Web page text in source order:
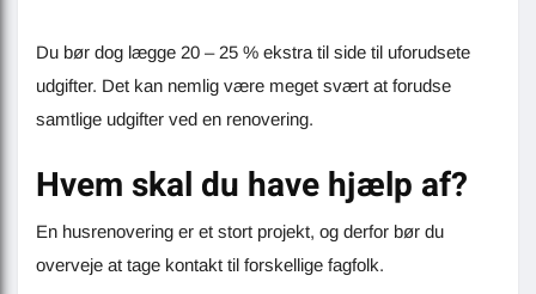
Du bør dog lægge 20 – 25 % ekstra til side til uforudsete
udgifter. Det kan nemlig være meget svært at forudse
samtlige udgifter ved en renovering.
Hvem skal du have hjælp af?
En husrenovering er et stort projekt, og derfor bør du
overveje at tage kontakt til forskellige fagfolk.